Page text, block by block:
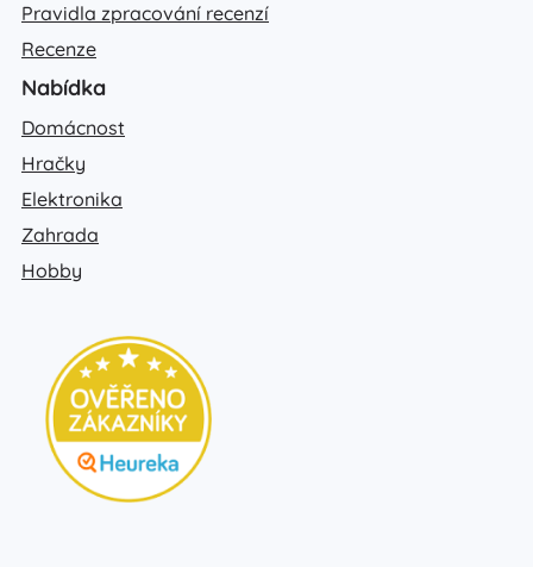
Pravidla zpracování recenzí
Recenze
Nabídka
Domácnost
Hračky
Elektronika
Zahrada
Hobby